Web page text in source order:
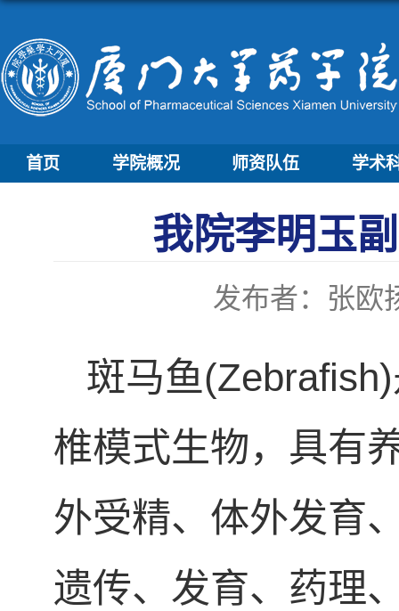
首页 学院概况 师资队伍 学术
我院李明玉
发布者：张欧
斑马鱼
椎模式生物，具有
外受精、体外发育
遗传、发育、药理